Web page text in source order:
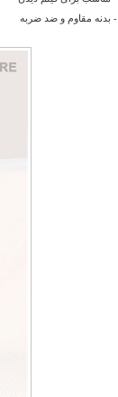
- بدنه مقاوم و ضد ضربه